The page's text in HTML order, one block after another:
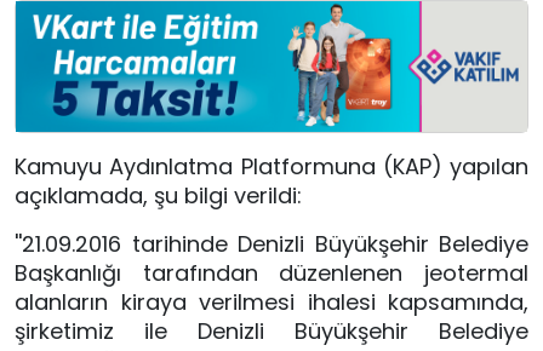
Kamuyu Aydınlatma Platformuna (KAP) yapılan
açıklamada, şu bilgi verildi:
''21.09.2016 tarihinde Denizli Büyükşehir Belediye
Başkanlığı tarafından düzenlenen jeotermal
alanların kiraya verilmesi ihalesi kapsamında,
şirketimiz ile Denizli Büyükşehir Belediye